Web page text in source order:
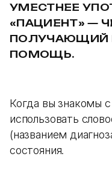
УМЕСТНЕЕ
«ПАЦИЕНТ» —
ПОЛУЧАЮЩИЙ
ПОМОЩЬ.
Когда вы знакомы
использовать
(названием
состояния.